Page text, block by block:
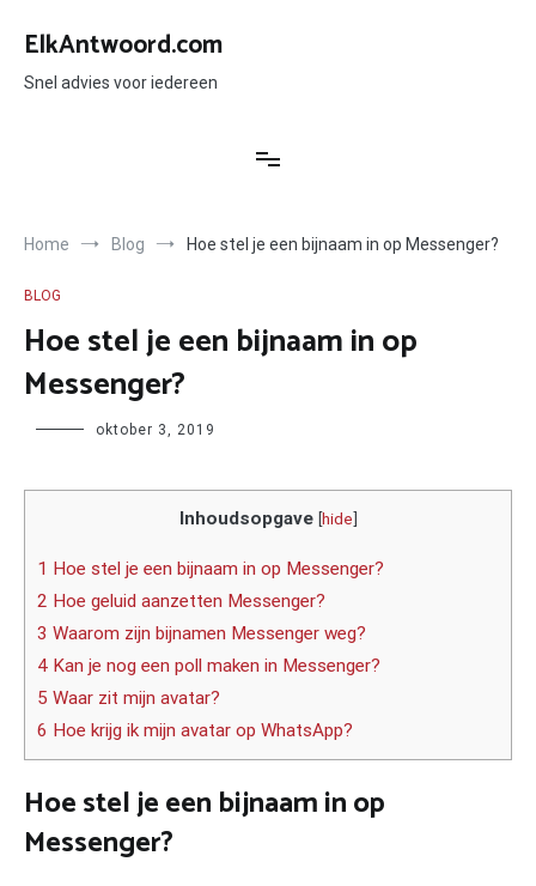
naar
inhoud
ElkAntwoord.com
Snel advies voor iedereen
Home Blog Hoe stel je een bijnaam in op Messenger?
BLOG
Hoe stel je een bijnaam in op
Messenger?
Author oktober 3, 2019
Inhoudsopgave [hide]
1 Hoe stel je een bijnaam in op Messenger?
2 Hoe geluid aanzetten Messenger?
3 Waarom zijn bijnamen Messenger weg?
4 Kan je nog een poll maken in Messenger?
5 Waar zit mijn avatar?
6 Hoe krijg ik mijn avatar op WhatsApp?
Hoe stel je een bijnaam in op
Messenger?